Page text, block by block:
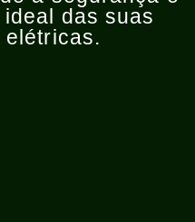
das suas
elétricas.